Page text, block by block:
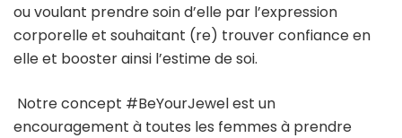
ou voulant prendre soin d’elle par l’expression
corporelle et souhaitant (re) trouver confiance en
elle et booster ainsi l’estime de soi.
Notre concept #BeYourJewel est un
encouragement à toutes les femmes à prendre